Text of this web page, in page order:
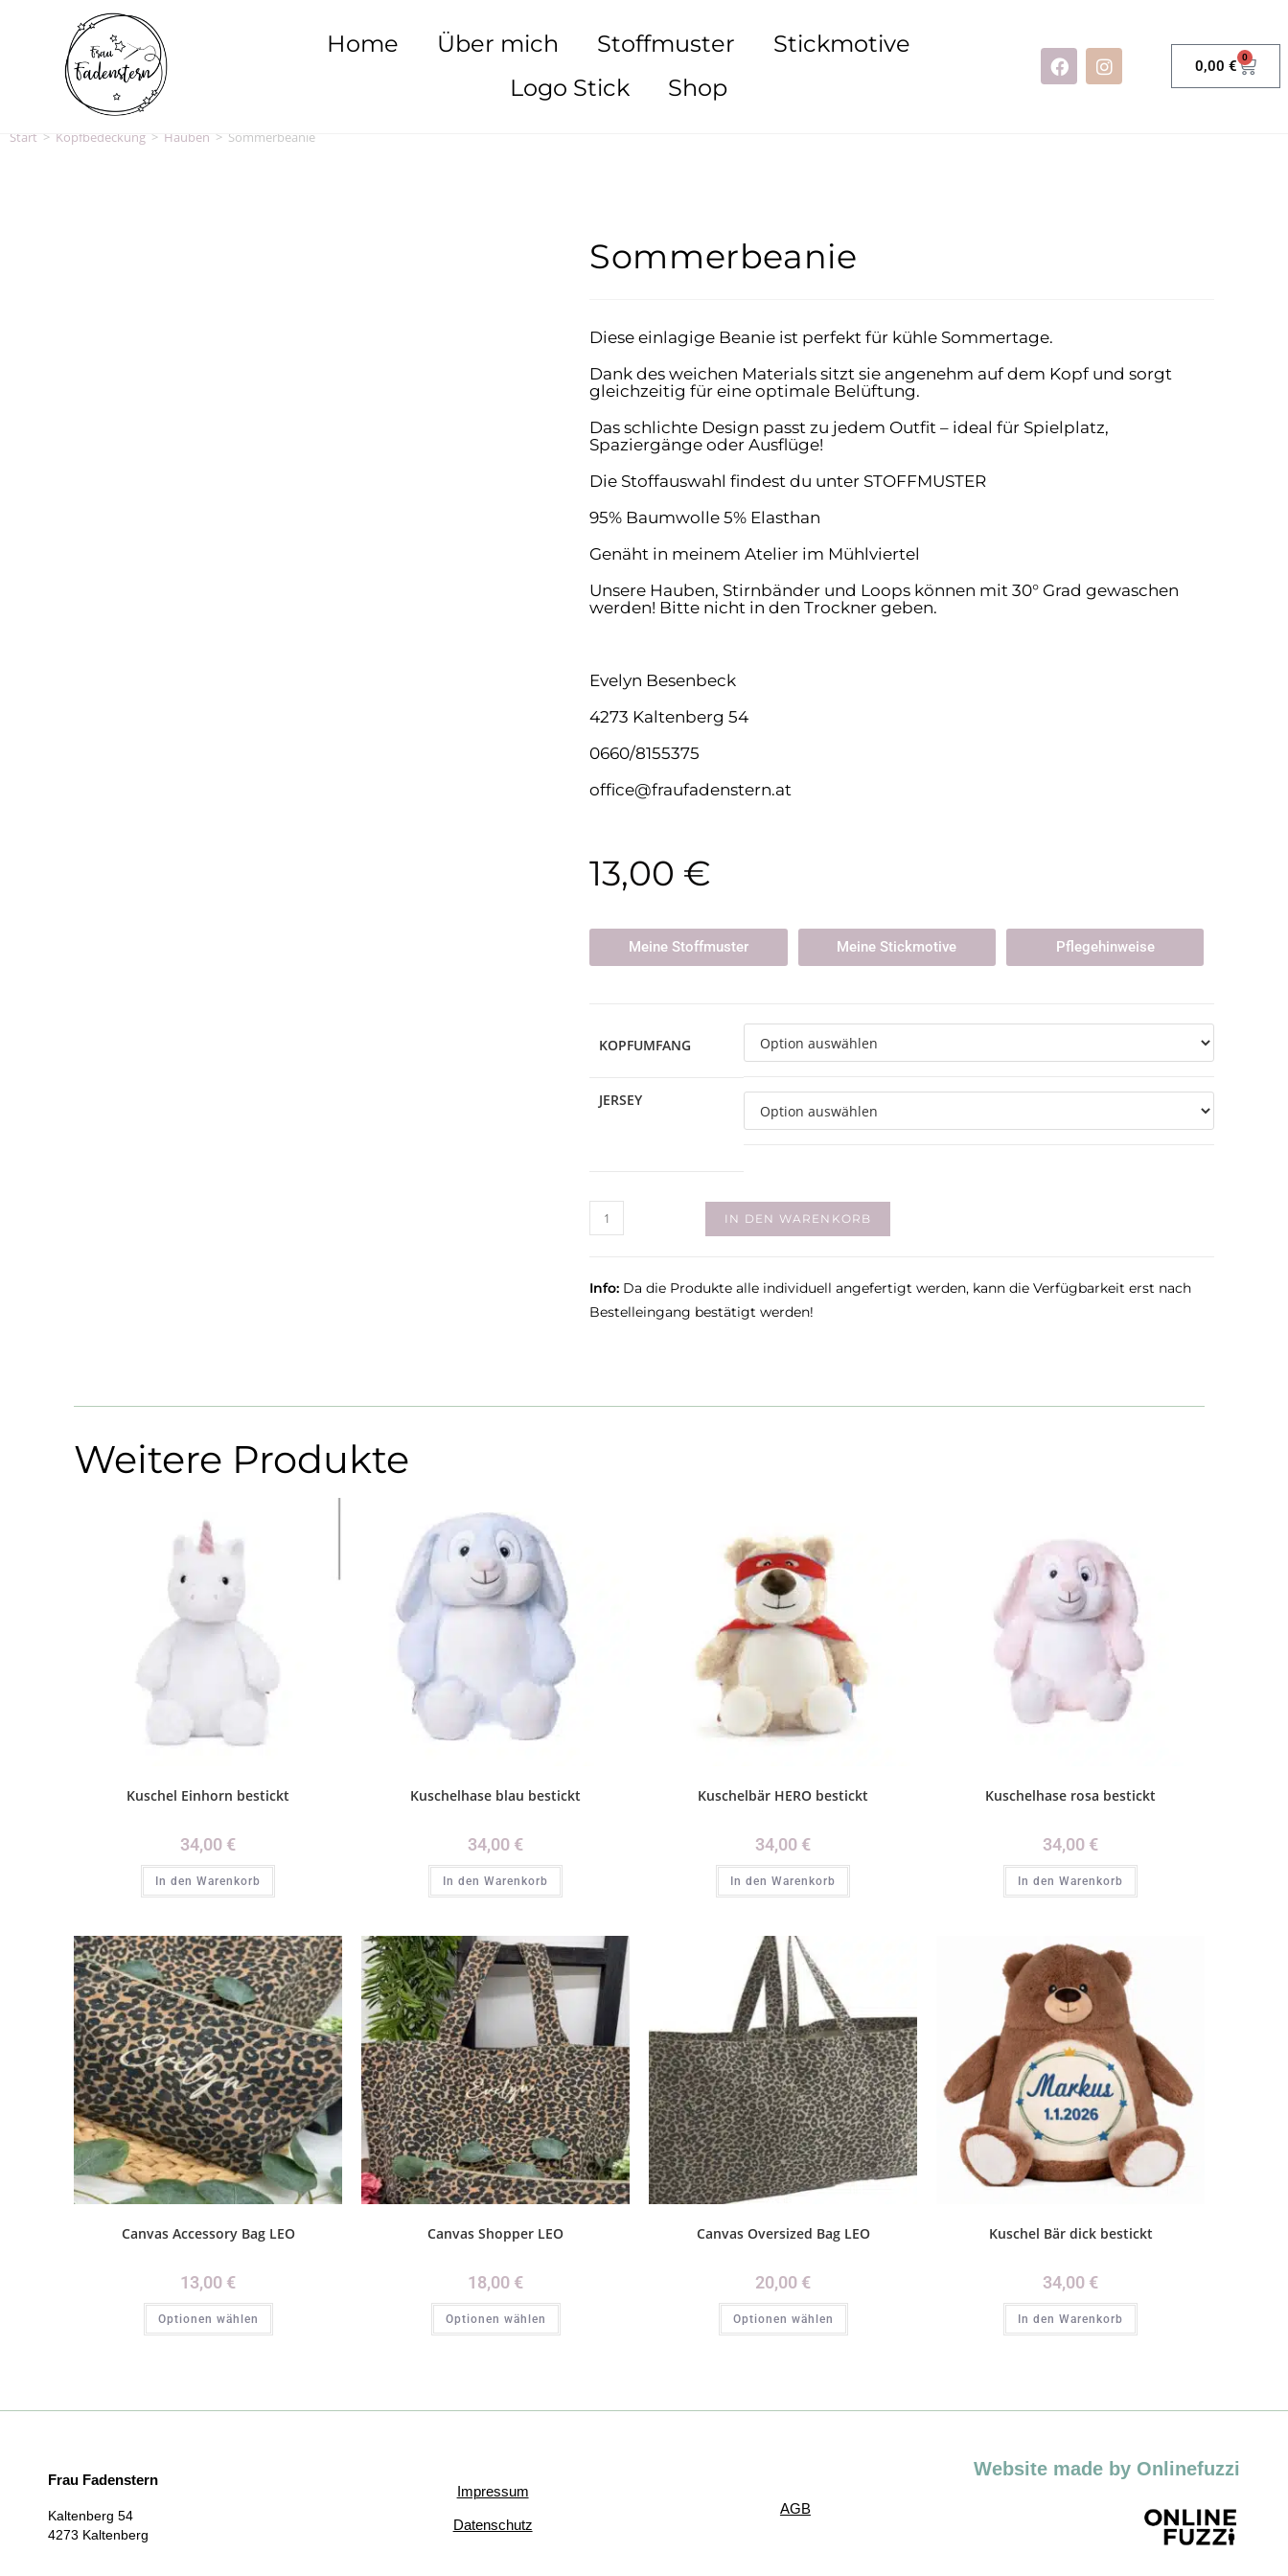
Home Über mich Stoffmuster
Stickmotive
Logo Stick
Shop
0,00 € 0
Start > Kopfbedeckung > Hauben > Sommerbeanie
Sommerbeanie
Diese einlagige Beanie ist perfekt für kühle Sommertage.
Dank des weichen Materials sitzt sie angenehm auf dem Kopf und sorgt
gleichzeitig für eine optimale Belüftung.
Das schlichte Design passt zu jedem Outfit – ideal für Spielplatz,
Spaziergänge oder Ausflüge!
Die Stoffauswahl findest du unter STOFFMUSTER
95% Baumwolle 5% Elasthan
Genäht in meinem Atelier im Mühlviertel
Unsere Hauben, Stirnbänder und Loops können mit 30° Grad gewaschen
werden! Bitte nicht in den Trockner geben.
Evelyn Besenbeck
4273 Kaltenberg 54
0660/8155375
office@fraufadenstern.at
13,00 €
Meine Stoffmuster Meine Stickmotive Pflegehinweise
KOPFUMFANG
JERSEY
IN DEN WARENKORB
Info: Da die Produkte alle individuell angefertigt werden, kann die Verfügbarkeit erst nach
Bestelleingang bestätigt werden!
Weitere Produkte
Kuschel Einhorn bestickt
34,00 €
In den Warenkorb
Kuschelhase blau bestickt
34,00 €
In den Warenkorb
Kuschelbär HERO bestickt
34,00 €
In den Warenkorb
Kuschelhase rosa bestickt
34,00 €
In den Warenkorb
Canvas Accessory Bag LEO
13,00 €
Optionen wählen
Canvas Shopper LEO
18,00 €
Optionen wählen
Canvas Oversized Bag LEO
20,00 €
Optionen wählen
Kuschel Bär dick bestickt
34,00 €
In den Warenkorb
Frau Fadenstern
Kaltenberg 54
4273 Kaltenberg
Impressum
Datenschutz
AGB
Website made by Onlinefuzzi